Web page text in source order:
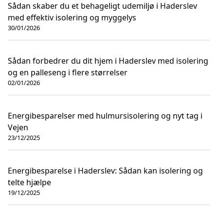
Sådan skaber du et behageligt udemiljø i Haderslev
med effektiv isolering og myggelys
30/01/2026
Sådan forbedrer du dit hjem i Haderslev med isolering
og en palleseng i flere størrelser
02/01/2026
Energibesparelser med hulmursisolering og nyt tag i
Vejen
23/12/2025
Energibesparelse i Haderslev: Sådan kan isolering og
telte hjælpe
19/12/2025